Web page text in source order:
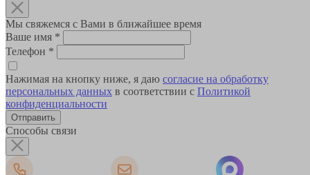
Мы свяжемся с Вами в ближайшее время
Ваше имя *
Телефон *
Нажимая на кнопку ниже, я даю согласие на обработку
персональных данных в соответствии с Политикой
конфиденциальности
Способы связи